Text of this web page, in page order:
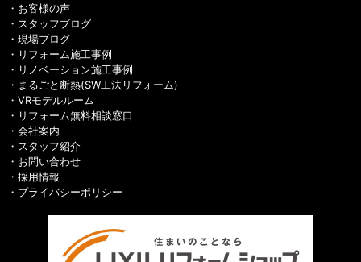
お客様の声
スタッフブログ
現場ブログ
リフォーム施工事例
リノベーション施工事例
まるごと断熱(SW工法リフォーム)
VRモデルルーム
リフォーム無料相談窓口
会社案内
スタッフ紹介
お問い合わせ
採用情報
プライバシーポリシー